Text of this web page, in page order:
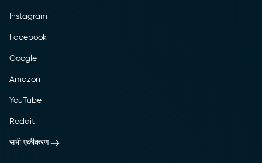
Instagram
Facebook
Google
Amazon
YouTube
Reddit
सभी एकीकरण